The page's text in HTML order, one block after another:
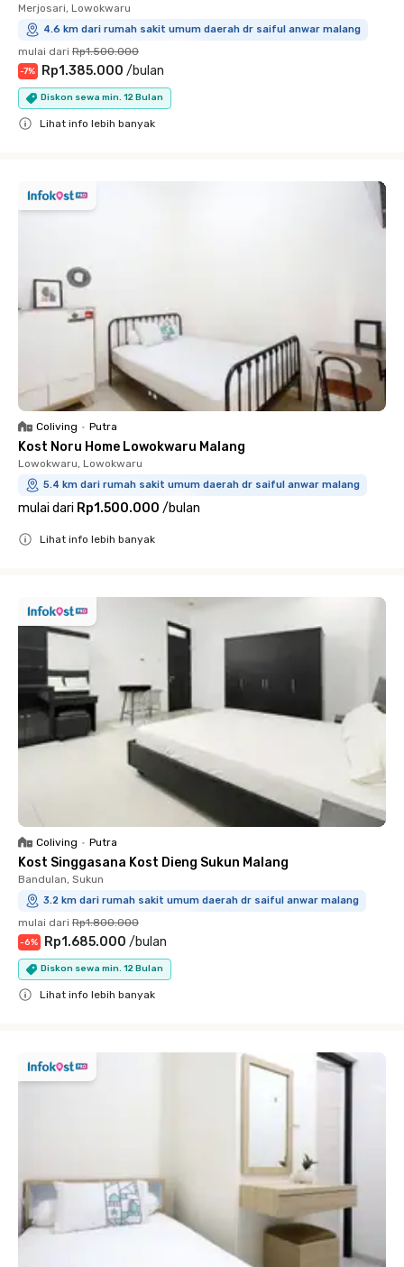
Merjosari, Lowokwaru
4.6 km dari rumah sakit umum daerah dr saiful anwar malang
mulai dari Rp1.500.000
-7% Rp1.385.000 /bulan
Diskon sewa min. 12 Bulan
Lihat info lebih banyak
Coliving • Putra
Kost Noru Home Lowokwaru Malang
Lowokwaru, Lowokwaru
5.4 km dari rumah sakit umum daerah dr saiful anwar malang
mulai dari Rp1.500.000 /bulan
Lihat info lebih banyak
Coliving • Putra
Kost Singgasana Kost Dieng Sukun Malang
Bandulan, Sukun
3.2 km dari rumah sakit umum daerah dr saiful anwar malang
mulai dari Rp1.800.000
-6% Rp1.685.000 /bulan
Diskon sewa min. 12 Bulan
Lihat info lebih banyak